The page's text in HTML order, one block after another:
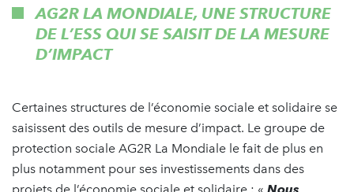
AG2R LA MONDIALE, UNE STRUCTURE
DE L’ESS QUI SE SAISIT DE LA MESURE
D’IMPACT
Certaines structures de l’économie sociale et solidaire se
saisissent des outils de mesure d’impact. Le groupe de
protection sociale AG2R La Mondiale le fait de plus en
plus notamment pour ses investissements dans des